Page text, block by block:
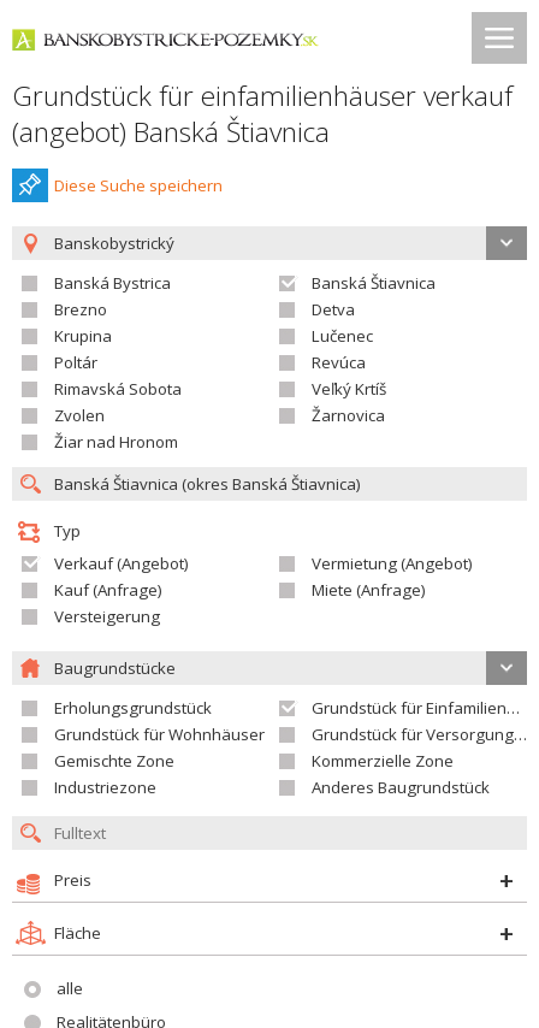
Grundstück für einfamilienhäuser verkauf
(angebot) Banská Štiavnica
Diese Suche speichern
Banskobystrický
Banská Bystrica
Banská Štiavnica
Brezno
Detva
Krupina
Lučenec
Poltár
Revúca
Rimavská Sobota
Veľký Krtíš
Zvolen
Žarnovica
Žiar nad Hronom
Typ
Verkauf (Angebot)
Vermietung (Angebot)
Kauf (Anfrage)
Miete (Anfrage)
Versteigerung
Baugrundstücke
Erholungsgrundstück
Grundstück für Einfamilienhäuser
Grundstück für Wohnhäuser
Grundstück für Versorgungseinrichtungen
Gemischte Zone
Kommerzielle Zone
Industriezone
Anderes Baugrundstück
Preis
Fläche
alle
Realitätenbüro